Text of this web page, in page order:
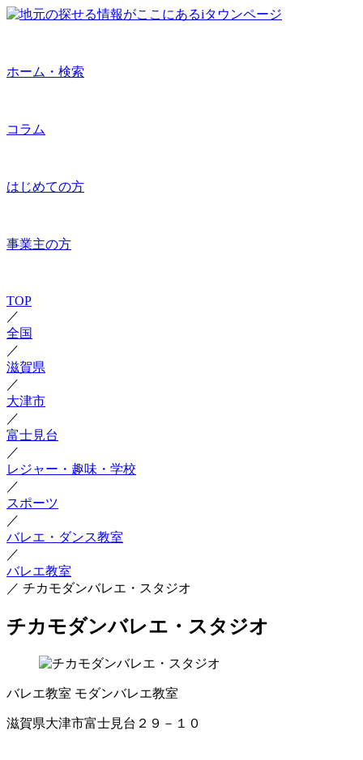
ホーム・検索
コラム
はじめての方
事業主の方
TOP
／
全国
／
滋賀県
／
大津市
／
富士見台
／
レジャー・趣味・学校
／
スポーツ
／
バレエ・ダンス教室
／
バレエ教室
／ チカモダンバレエ・スタジオ
チカモダンバレエ・スタジオ
バレエ教室 モダンバレエ教室
滋賀県大津市富士見台２９－１０